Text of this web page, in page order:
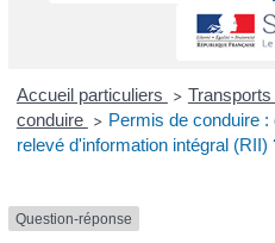
Accueil particuliers >
conduire > Permis de conduire
relevé d'information intégral (RII)
Question-réponse